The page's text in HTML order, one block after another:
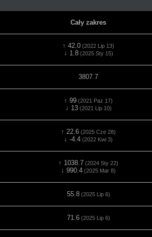
Cały zakres
↑ 42.0 (2022 Lip 13)
↓ 1.8(2025 Sty 15)
3807.7
↑ 99 (2021 Paz 17)
↓ 13(2021 Lip 10)
↑ 22.6 (2025 Cze 28)
↓ -4.4 (2022 Kwi 3)
↑ 1038.7 (2024 Sty 22)
↓ 990.4 (2025 Mar 8)
55.8(2025 Lip 6)
71.6(2025 Lip 6)